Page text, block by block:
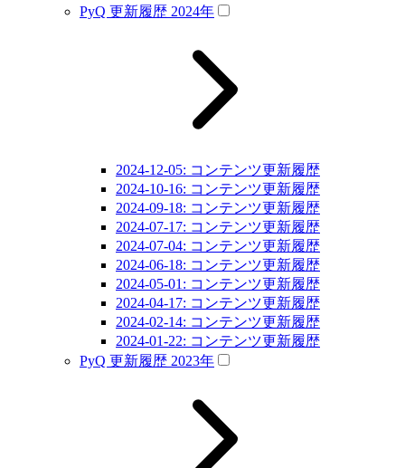
PyQ 更新履歴 2024年
2024-12-05: コンテンツ更新履歴
2024-10-16: コンテンツ更新履歴
2024-09-18: コンテンツ更新履歴
2024-07-17: コンテンツ更新履歴
2024-07-04: コンテンツ更新履歴
2024-06-18: コンテンツ更新履歴
2024-05-01: コンテンツ更新履歴
2024-04-17: コンテンツ更新履歴
2024-02-14: コンテンツ更新履歴
2024-01-22: コンテンツ更新履歴
PyQ 更新履歴 2023年